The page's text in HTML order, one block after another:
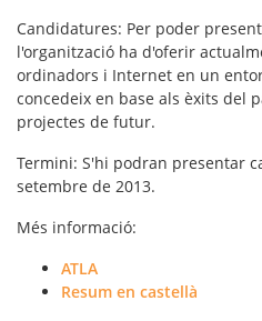
Candidatures: Per poder
l'organització ha d'oferir
ordinadors i Internet en un
concedeix en base als èxits del
projectes de futur.
Termini: S'hi podran presentar
setembre de 2013.
Més informació:
ATLA
Resum en castellà